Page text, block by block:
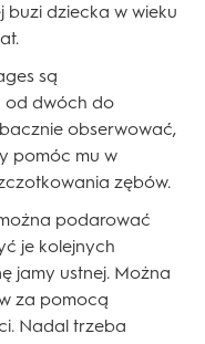
buzi dziecka w wieku
są
od dwóch do
obserwować,
pomóc mu w
zębów.
podarować
je kolejnych
jamy ustnej. Można
za pomocą
Nadal trzeba